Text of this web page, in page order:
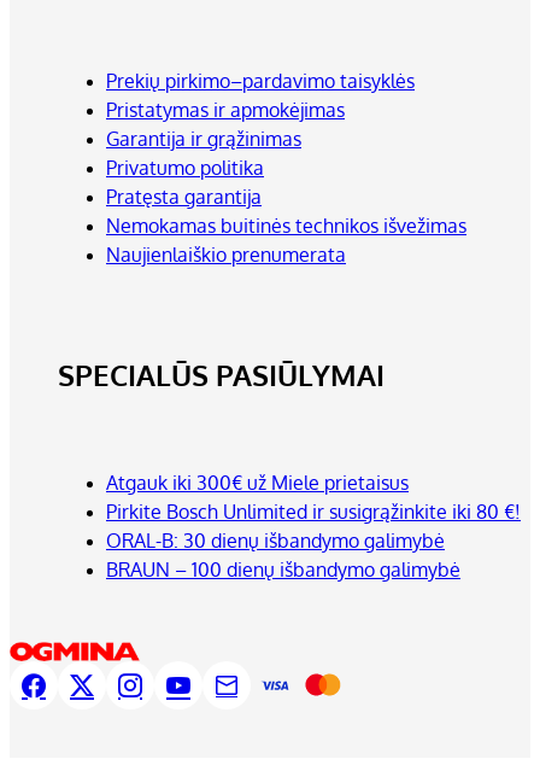
Prekių pirkimo–pardavimo taisyklės
Pristatymas ir apmokėjimas
Garantija ir grąžinimas
Privatumo politika
Pratęsta garantija
Nemokamas buitinės technikos išvežimas
Naujienlaiškio prenumerata
SPECIALŪS PASIŪLYMAI
Atgauk iki 300€ už Miele prietaisus
Pirkite Bosch Unlimited ir susigrąžinkite iki 80 €!
ORAL-B: 30 dienų išbandymo galimybė
BRAUN – 100 dienų išbandymo galimybė